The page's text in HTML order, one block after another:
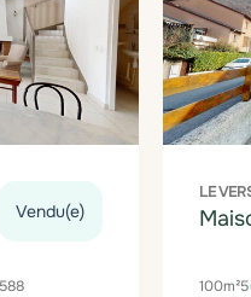
Vendu(e)
LE
100m²